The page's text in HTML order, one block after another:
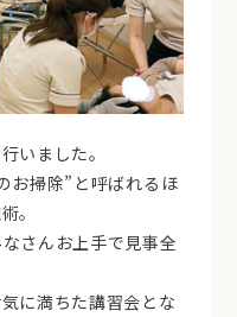
いました。
お掃除”と呼ばれるほ
。
さんお上手で見事全
に満ちた講習会とな